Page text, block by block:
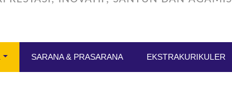
SARANA & PRASARANA EKSTRAKURIKULER